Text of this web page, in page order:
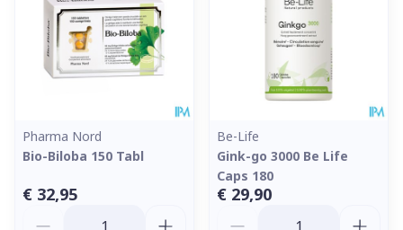
Pharma Nord
Bio-Biloba 150 Tabl
€ 32,95
Be-Life
Gink-go 3000 Be Life
Caps 180
€ 29,90